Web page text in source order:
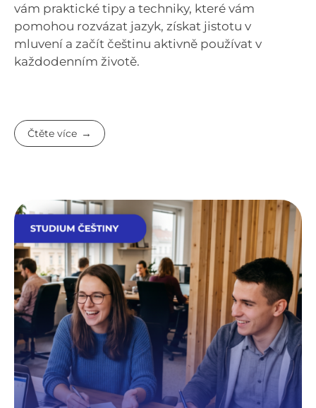
vám praktické tipy a techniky, které vám
pomohou rozvázat jazyk, získat jistotu v
mluvení a začít češtinu aktivně používat v
každodenním životě.
Čtěte více